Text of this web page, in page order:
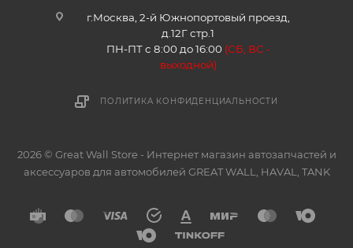
г.Москва, 2-й Южнопортовый проезд,
д.12Г стр.1
ПН-ПТ с 8:00 до 16:00 (СБ, ВС -
выходной)
ПОЛИТИКА КОНФИДЕНЦИАЛЬНОСТИ
2026 © Great Wall Store - Интернет магазин автозапчастей и
аксессуаров для автомобилей GREAT WALL, HAVAL, TANK